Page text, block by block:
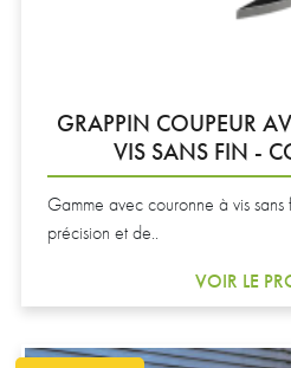
GRAPPIN COUPEUR
VIS SANS FIN -
Gamme avec couronne à vis sans
précision et de..
VOIR LE